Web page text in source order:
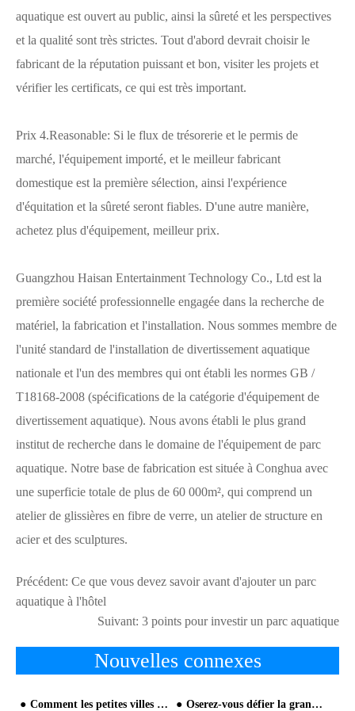
aquatique est ouvert au public, ainsi la sûreté et les perspectives
et la qualité sont très strictes. Tout d'abord devrait choisir le
fabricant de la réputation puissant et bon, visiter les projets et
vérifier les certificats, ce qui est très important.
Prix ​​4.Reasonable: Si le flux de trésorerie et le permis de
marché, l'équipement importé, et le meilleur fabricant
domestique est la première sélection, ainsi l'expérience
d'équitation et la sûreté seront fiables. D'une autre manière,
achetez plus d'équipement, meilleur prix.
Guangzhou Haisan Entertainment Technology Co., Ltd est la
première société professionnelle engagée dans la recherche de
matériel, la fabrication et l'installation. Nous sommes membre de
l'unité standard de l'installation de divertissement aquatique
nationale et l'un des membres qui ont établi les normes GB /
T18168-2008 (spécifications de la catégorie d'équipement de
divertissement aquatique). Nous avons établi le plus grand
institut de recherche dans le domaine de l'équipement de parc
aquatique. Notre base de fabrication est située à Conghua avec
une superficie totale de plus de 60 000m², qui comprend un
atelier de glissières en fibre de verre, un atelier de structure en
acier et des sculptures.
Précédent: Ce que vous devez savoir avant d'ajouter un parc
aquatique à l'hôtel
Suivant: 3 points pour investir un parc aquatique
Nouvelles connexes
Comment les petites villes qui n'ont pas de projets de parcs aquatiques peuvent-elles profiter r Oserez-vous défier la grande trompette avec des caractéristiques étonnantes?